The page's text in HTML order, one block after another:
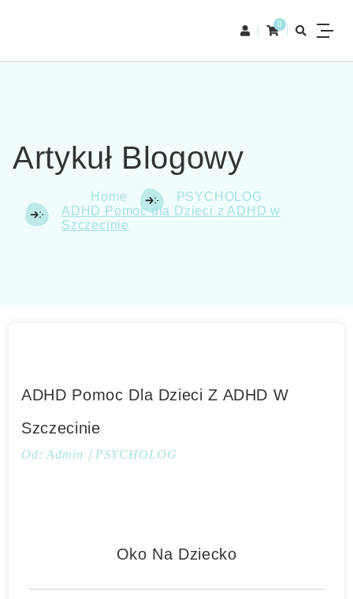
0
Artykuł Blogowy
Home
PSYCHOLOG
ADHD Pomoc dla Dzieci z ADHD w
Szczecinie
ADHD Pomoc Dla Dzieci Z ADHD W
Szczecinie
Od:Admin PSYCHOLOG
Oko Na Dziecko